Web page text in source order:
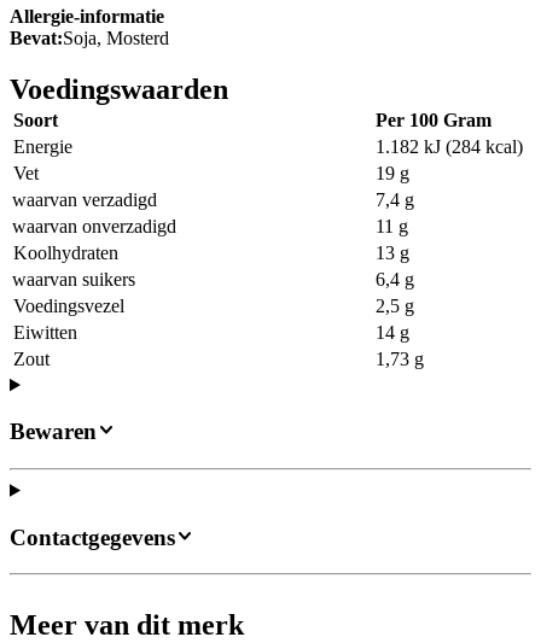
Allergie-informatie
Bevat:Soja, Mosterd
Voedingswaarden
Soort
Per 100 Gram
Energie
1.182 kJ (284 kcal)
Vet
19 g
waarvan verzadigd
7,4 g
waarvan onverzadigd
11 g
Koolhydraten
13 g
waarvan suikers
6,4 g
Voedingsvezel
2,5 g
Eiwitten
14 g
Zout
1,73 g
Bewaren
Contactgegevens
Meer van dit merk